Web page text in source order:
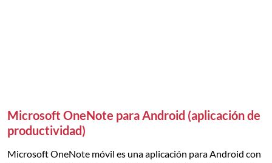
Microsoft OneNote para Android (aplicación de
productividad)
Microsoft OneNote móvil es una aplicación para Android con